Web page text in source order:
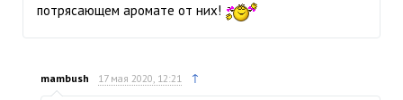
потрясающем аромате от них!
mambush 17 мая 2020, 12:21 ↑